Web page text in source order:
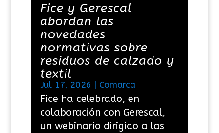
Fice y Gerescal
abordan las
novedades
normativas sobre
residuos de calzado y
textil
Jul 17, 2026 Comarca
Fice ha celebrado, en
colaboración con Gerescal,
un webinario dirigido a las